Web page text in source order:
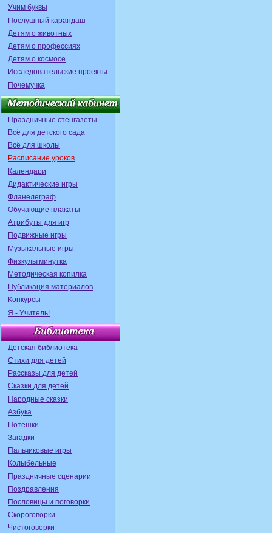
Учим буквы
Послушный карандаш
Детям о животных
Детям о профессиях
Детям о космосе
Исследовательские проекты
Почемучка
Праздничные стенгазеты
Всё для детского сада
Всё для школы
Расписание уроков
Календари
Дидактические игры
Фланелеграф
Обучающие плакаты
Атрибуты для игр
Подвижные игры
Музыкальные игры
Физкультминутка
Методическая копилка
Публикация материалов
Конкурсы
Я - Учитель!
Детская библиотека
Стихи для детей
Рассказы для детей
Сказки для детей
Народные сказки
Азбука
Потешки
Загадки
Пальчиковые игры
Колыбельные
Праздничные сценарии
Поздравления
Пословицы и поговорки
Скороговорки
Чистоговорки